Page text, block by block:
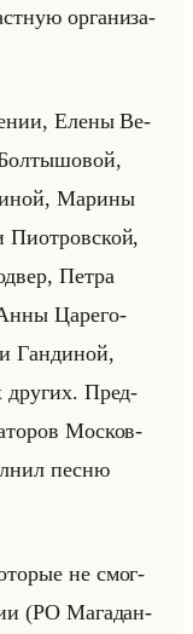
ор­га­ни­за­
Елены Ве­
Ма­ри­ны
Петра
Ца­ре­го­
Ган­ди­ной,
дру­гих. Пред­
Мос­ков­
песню
не смог­
(РО Ма­га­дан­